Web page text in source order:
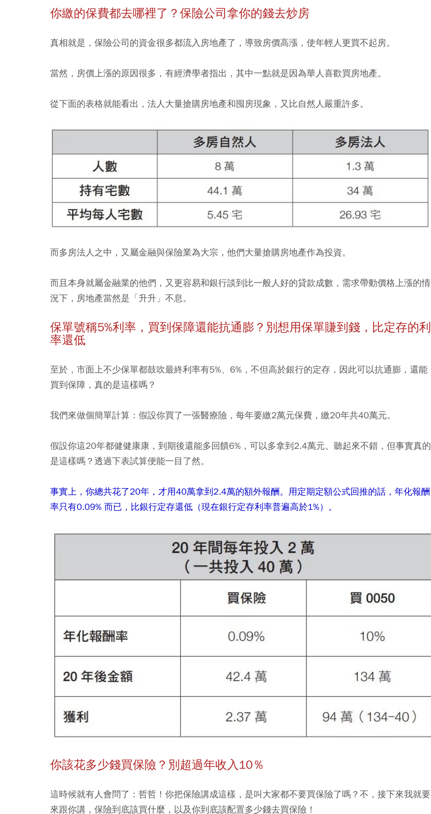
你繳的保費都去哪裡了？保險公司拿你的錢去炒房
真相就是，保險公司的資金很多都流入房地產了，導致房價高漲，使年輕人更買不起房。
當然，房價上漲的原因很多，有經濟學者指出，其中一點就是因為華人喜歡買房地產。
從下面的表格就能看出，法人大量搶購房地產和囤房現象，又比自然人嚴重許多。
而多房法人之中，又屬金融與保險業為大宗，他們大量搶購房地產作為投資。
而且本身就屬金融業的他們，又更容易和銀行談到比一般人好的貸款成數，需求帶動價格上漲的情
況下，房地產當然是「升升」不息。
保單號稱5%利率，買到保障還能抗通膨？別想用保單賺到錢，比定存的利
率還低
至於，市面上不少保單都鼓吹最終利率有5%、6%，不但高於銀行的定存，因此可以抗通膨，還能
買到保障，真的是這樣嗎？
我們來做個簡單計算：假設你買了一張醫療險，每年要繳2萬元保費，繳20年共40萬元。
假設你這20年都健健康康，到期後還能多回饋6%，可以多拿到2.4萬元。聽起來不錯，但事實真的
是這樣嗎？透過下表試算便能一目了然。
事實上，你總共花了20年，才用40萬拿到2.4萬的額外報酬。用定期定額公式回推的話，年化報酬
率只有0.09% 而已，比銀行定存還低（現在銀行定存利率普遍高於1%）。
你該花多少錢買保險？別超過年收入10％
這時候就有人會問了：哲哲！你把保險講成這樣，是叫大家都不要買保險了嗎？不，接下來我就要
來跟你講，保險到底該買什麼，以及你到底該配置多少錢去買保險！